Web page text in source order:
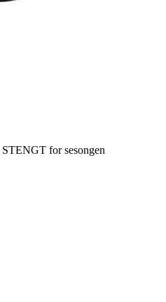
STENGT for sesongen